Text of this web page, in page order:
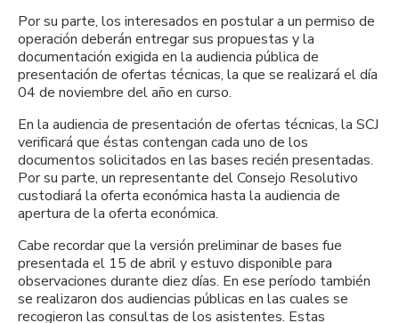
Por su parte, los interesados en postular a un permiso de
operación deberán entregar sus propuestas y la
documentación exigida en la audiencia pública de
presentación de ofertas técnicas, la que se realizará el día
04 de noviembre del año en curso.
En la audiencia de presentación de ofertas técnicas, la SCJ
verificará que éstas contengan cada uno de los
documentos solicitados en las bases recién presentadas.
Por su parte, un representante del Consejo Resolutivo
custodiará la oferta económica hasta la audiencia de
apertura de la oferta económica.
Cabe recordar que la versión preliminar de bases fue
presentada el 15 de abril y estuvo disponible para
observaciones durante diez días. En ese período también
se realizaron dos audiencias públicas en las cuales se
recogieron las consultas de los asistentes. Estas